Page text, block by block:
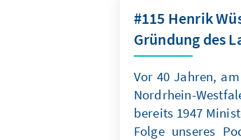
#115 Henrik
Gründung des
Vor 40 Jahren,
Nordrhein-
bereits 1947
Folge unseres